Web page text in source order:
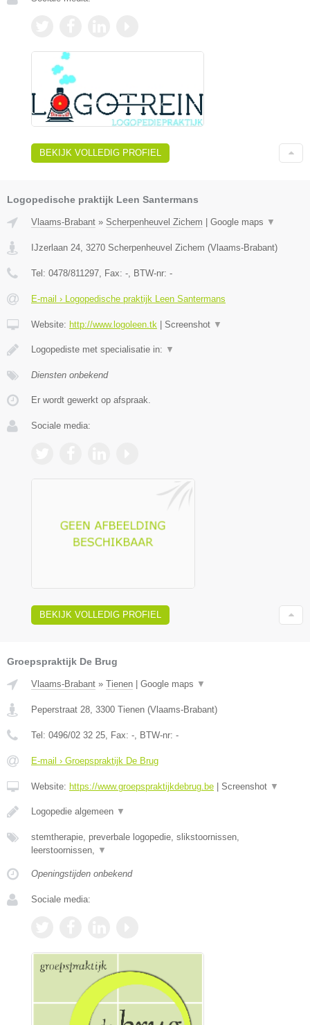
BEKIJK VOLLEDIG PROFIEL
Logopedische praktijk Leen Santermans
Vlaams-Brabant » Scherpenheuvel Zichem Google maps ▼
IJzerlaan 24, 3270 Scherpenheuvel Zichem (Vlaams-Brabant)
Tel: 0478/811297, Fax: -, BTW-nr: -
E-mail › Logopedische praktijk Leen Santermans
Website: http://www.logoleen.tk Screenshot ▼
Logopediste met specialisatie in: ▼
Diensten onbekend
Er wordt gewerkt op afspraak.
Sociale media:
BEKIJK VOLLEDIG PROFIEL
Groepspraktijk De Brug
Vlaams-Brabant » Tienen Google maps ▼
Peperstraat 28 3300 Tienen (Vlaams-Brabant)
Tel: 0496/02 32 25 , Fax: - , BTW-nr: -
E-mail › Groepspraktijk De Brug
Website: https://www.groepspraktijkdebrug.be Screenshot ▼
Logopedie algemeen ▼
stemtherapie, preverbale logopedie, slikstoornissen,
leerstoornissen,
▼
Openingstijden onbekend
Sociale media: